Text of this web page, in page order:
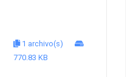
1 archivo(s)
770.83 KB